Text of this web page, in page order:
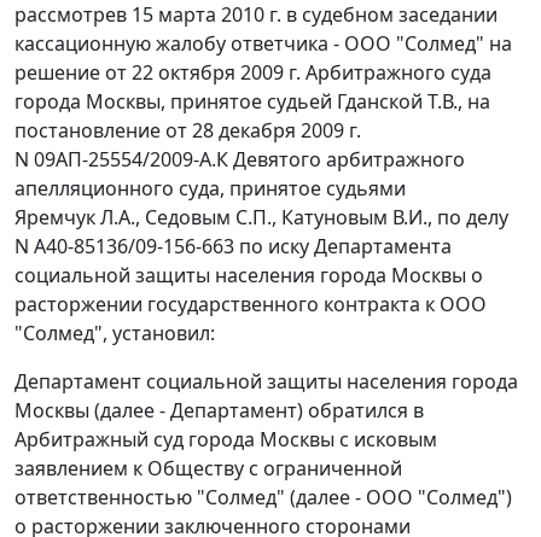
рассмотрев 15 марта 2010 г. в судебном заседании
кассационную жалобу ответчика - ООО "Солмед" на
решение от 22 октября 2009 г. Арбитражного суда
города Москвы, принятое судьей Гданской Т.В., на
постановление от 28 декабря 2009 г.
N 09АП-25554/2009-А.К Девятого арбитражного
апелляционного суда, принятое судьями
Яремчук Л.А., Седовым С.П., Катуновым В.И., по делу
N А40-85136/09-156-663 по иску Департамента
социальной защиты населения города Москвы о
расторжении государственного контракта к ООО
"Солмед", установил:
Департамент социальной защиты населения города
Москвы (далее - Департамент) обратился в
Арбитражный суд города Москвы с исковым
заявлением к Обществу с ограниченной
ответственностью "Солмед" (далее - ООО "Солмед")
о расторжении заключенного сторонами